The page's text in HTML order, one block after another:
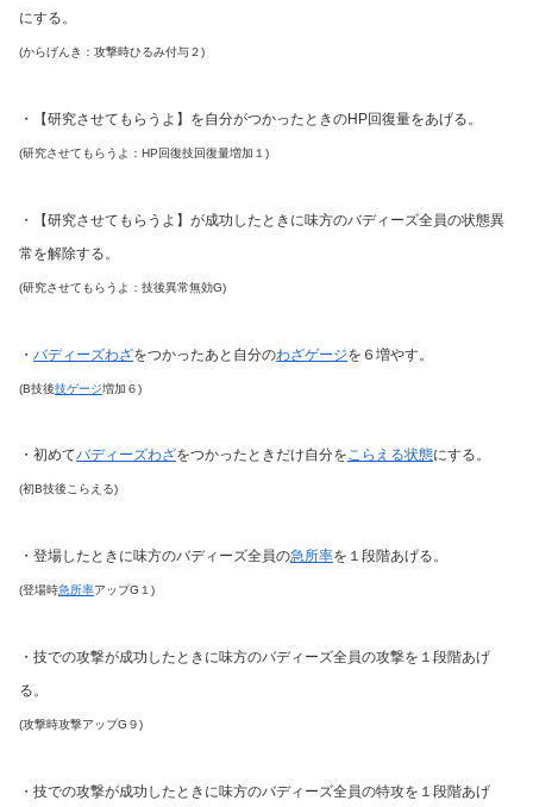
にする。
(からげんき：攻撃時ひるみ付与２)
・【研究させてもらうよ】を自分がつかったときのHP回復量をあげる。
(研究させてもらうよ：HP回復技回復量増加１)
・【研究させてもらうよ】が成功したときに味方のバディーズ全員の状態異
常を解除する。
(研究させてもらうよ：技後異常無効G)
・ バディーズわざをつかったあと自分のわざゲージを６増やす。
(B技後技ゲージ増加６)
・初めてバディーズわざをつかったときだけ自分をこらえる状態にする。
(初B技後こらえる)
・登場したときに味方のバディーズ全員の急所率を１段階あげる。
(登場時急所率アップG１)
・技での攻撃が成功したときに味方のバディーズ全員の攻撃を１段階あげ
る。
(攻撃時攻撃アップG９)
・技での攻撃が成功したときに味方のバディーズ全員の特攻を１段階あげ